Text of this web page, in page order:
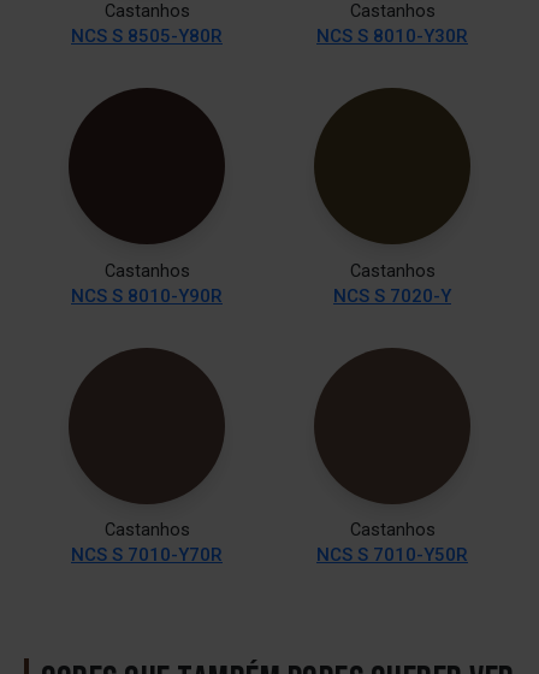
Castanhos
NCS S 8505-Y80R
Castanhos
NCS S 8010-Y30R
Castanhos
NCS S 8010-Y90R
Castanhos
NCS S 7020-Y
Castanhos
NCS S 7010-Y70R
Castanhos
NCS S 7010-Y50R